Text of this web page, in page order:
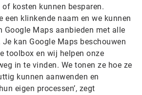
of kosten kunnen besparen.
een klinkende naam en we kunnen
Google Maps aanbieden met alle
kan Google Maps beschouwen
toolbox en wij helpen onze
in te vinden. We tonen ze hoe ze
kunnen aanwenden en
eigen processen’, zegt